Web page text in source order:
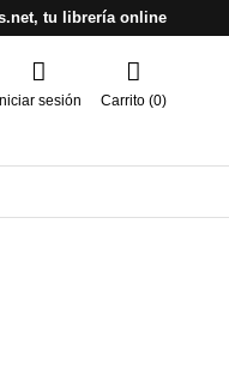
tu librería online
Iniciar sesión Carrito (0)